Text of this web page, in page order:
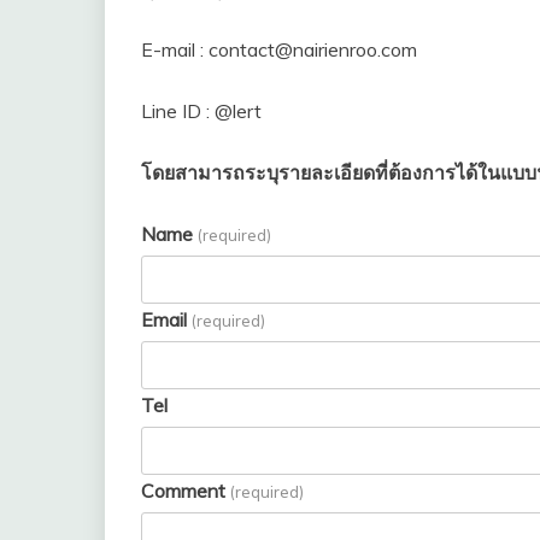
E-mail : contact@nairienroo.com
Line ID : @lert
โดยสามารถระบุรายละเอียดที่ต้องการได้ในแบ
Name (required)
Email (required)
Tel
Comment (required)